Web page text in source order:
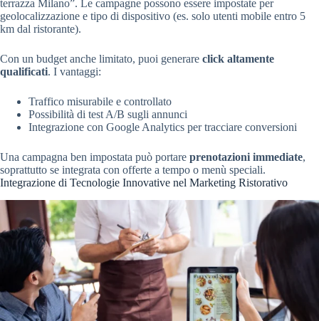
terrazza Milano”. Le campagne possono essere impostate per
geolocalizzazione e tipo di dispositivo (es. solo utenti mobile entro 5
km dal ristorante).
Con un budget anche limitato, puoi generare click altamente
qualificati. I vantaggi:
Traffico misurabile e controllato
Possibilità di test A/B sugli annunci
Integrazione con Google Analytics per tracciare conversioni
Una campagna ben impostata può portare prenotazioni immediate,
soprattutto se integrata con offerte a tempo o menù speciali.
Integrazione di Tecnologie Innovative nel Marketing Ristorativo